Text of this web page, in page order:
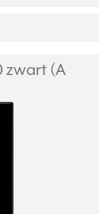
zwart (A